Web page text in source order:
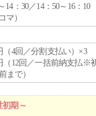
14：30／14：50～16：10
マ）
（4回／分割支払い）×3
（12回／一括前納支払※
まで）
初期～